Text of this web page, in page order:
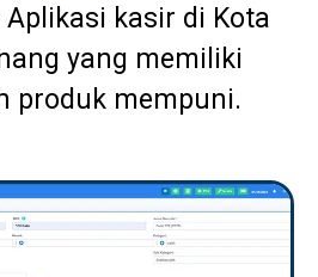
kasir di Kota
yang memiliki
produk mempuni.